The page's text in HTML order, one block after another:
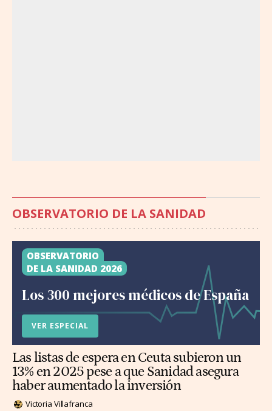
OBSERVATORIO DE LA SANIDAD
OBSERVATORIO
DE LA SANIDAD 2026
Los 300 mejores médicos de España
VER ESPECIAL
Las listas de espera en Ceuta subieron un
13% en 2025 pese a que Sanidad asegura
haber aumentado la inversión
Victoria Villafranca